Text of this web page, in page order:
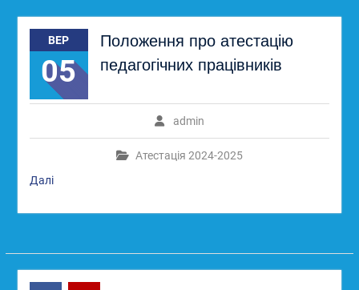
ВЕР
05
Положення про атестацію
педагогічних працівників
admin
Атестація 2024-2025
Далі